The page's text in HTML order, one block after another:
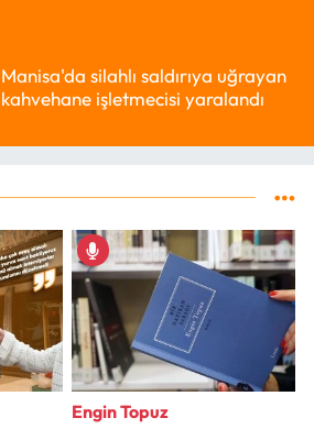
Manisa'da silahlı saldırıya uğrayan
kahvehane işletmecisi yaralandı
Engin Topuz